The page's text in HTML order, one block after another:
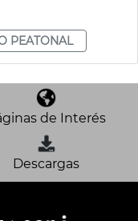
PEATONAL
de Interés
Descargas